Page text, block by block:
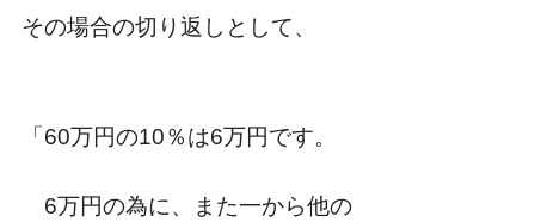
その場合の切り返しとして、
「60万円の10％は6万円です。
6万円の為に、また一から他の